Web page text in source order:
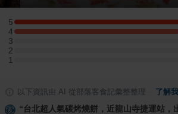
5
5 星：6 則評論
4
4 星：5 則評論
3
3 星：0 則評論
2
2 星：0 則評論
1
1 星：0 則評論
以下資訊由 AI 從部落客食記彙整整理 了解
“台北超人氣碳烤燒餅，近龍山寺捷運站，